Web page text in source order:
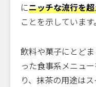
にニッチな流行を
ことを示しています。
飲料や菓子にとど
った食事系メニュ
り、抹茶の用途は